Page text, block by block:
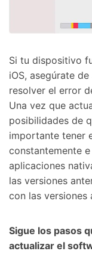
󠀰Si tu dispositivo
iOS, asegúrate
resolver el error
Una vez que
posibilidades de
importante tener
constantemente
aplicaciones
las versiones
con las versiones
Sigue los pasos
actualizar el